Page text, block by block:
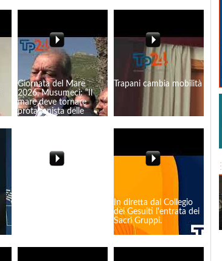
Giornata del Mare
2026, Musumeci: "Il
mare deve tornare
protagonista delle
Trapani cambia mobilità
In diretta dal Collegio
dei Gesuiti l'entrata dei
Sacri Gruppi.